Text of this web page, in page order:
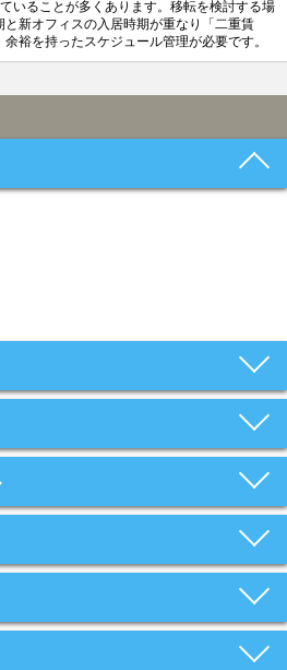
いることが多くあります。移転を検討する場
新オフィスの入居時期が重なり「二重賃
裕を持ったスケジュール管理が必要です。